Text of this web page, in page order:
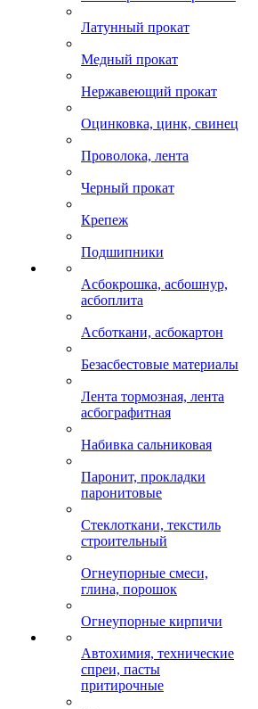
Латунный прокат
Медный прокат
Нержавеющий прокат
Оцинковка, цинк, свинец
Проволока, лента
Черный прокат
Крепеж
Подшипники
Асбокрошка, асбошнур,
асбоплита
Асботкани, асбокартон
Безасбестовые материалы
Лента тормозная, лента
асбографитная
Набивка сальниковая
Паронит, прокладки
паронитовые
Стеклоткани, текстиль
строительный
Огнеупорные смеси,
глина, порошок
Огнеупорные кирпичи
Автохимия, технические
спреи, пасты
притирочные